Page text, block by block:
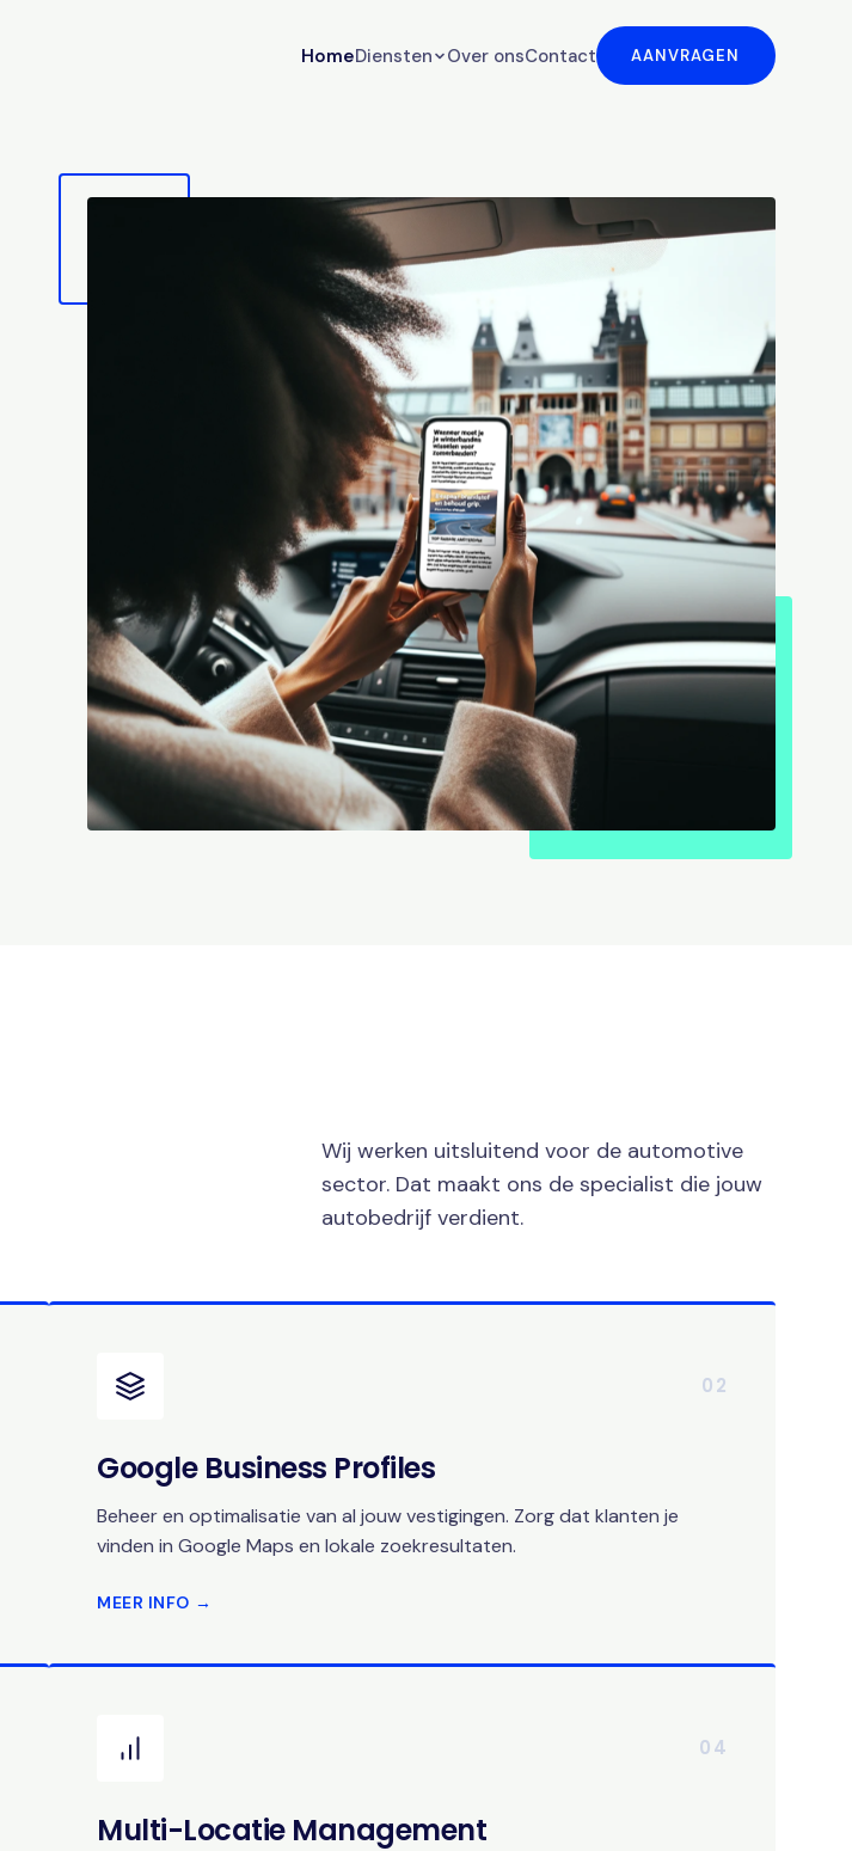
HomeDiensten Over onsContact AANVRAGEN
Wij werken uitsluitend voor de automotive
sector. Dat maakt ons de specialist die jouw
autobedrijf verdient.
02
Google Business Profiles
Beheer en optimalisatie van al jouw vestigingen. Zorg dat klanten je
vinden in Google Maps en lokale zoekresultaten.
MEER INFO →
04
Multi-Locatie Management